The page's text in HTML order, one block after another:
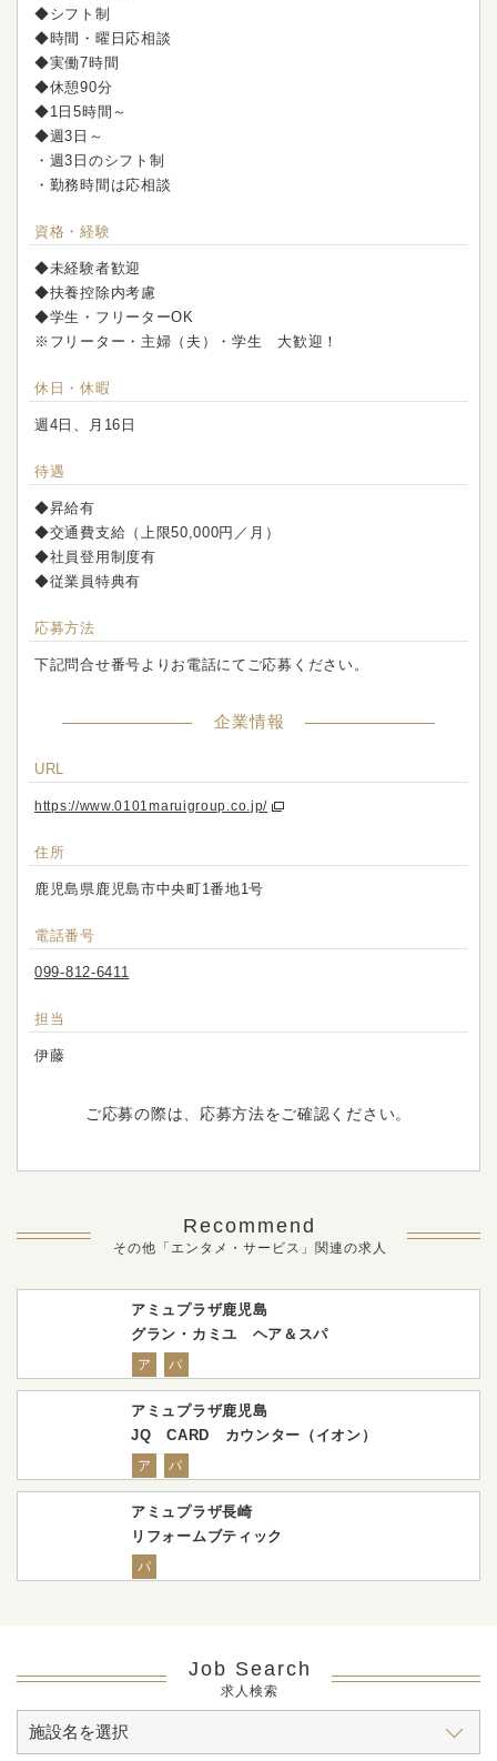
◆シフト制
◆時間・曜日応相談
◆実働7時間
◆休憩90分
◆1日5時間～
◆週3日～
・週3日のシフト制
・勤務時間は応相談
資格・経験
◆未経験者歓迎
◆扶養控除内考慮
◆学生・フリーターOK
※フリーター・主婦（夫）・学生 大歓迎！
休日・休暇
週4日、月16日
待遇
◆昇給有
◆交通費支給（上限50,000円／月）
◆社員登用制度有
◆従業員特典有
応募方法
下記問合せ番号よりお電話にてご応募ください。
企業情報
URL
https://www.0101maruigroup.co.jp/
住所
鹿児島県鹿児島市中央町1番地1号
電話番号
099-812-6411
担当
伊藤
ご応募の際は、応募方法をご確認ください。
Recommend
その他「エンタメ・サービス」関連の求人
アミュプラザ鹿児島
グラン・カミユ ヘア＆スパ
ア パ
アミュプラザ鹿児島
JQ CARD カウンター（イオン）
ア パ
アミュプラザ長崎
リフォームブティック
パ
Job Search
求人検索